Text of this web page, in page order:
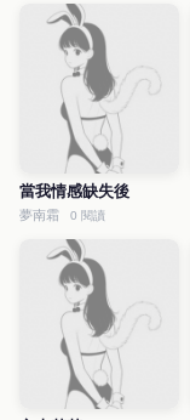
當我情感缺失後
夢南霜 0 閱讀